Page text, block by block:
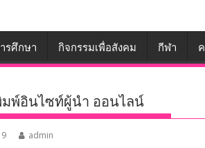
รศึกษา กิจกรรมเพื่อสังคม กีฬา
พ์อินไซท์ผู้นำ ออนไลน์
admin